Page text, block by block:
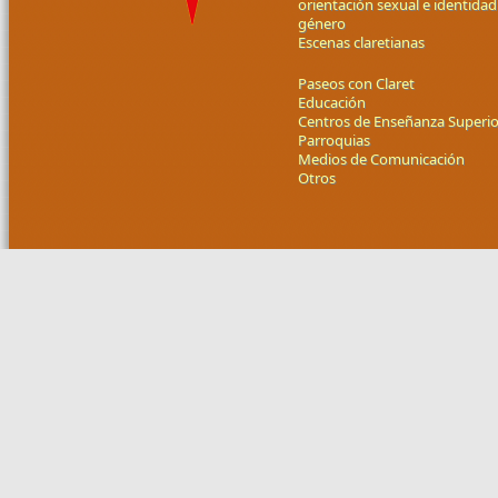
orientación sexual e
género
Escenas claretianas
Paseos con Claret
Educación
Centros de Enseñanza
Parroquias
Medios de Comunicación
Otros